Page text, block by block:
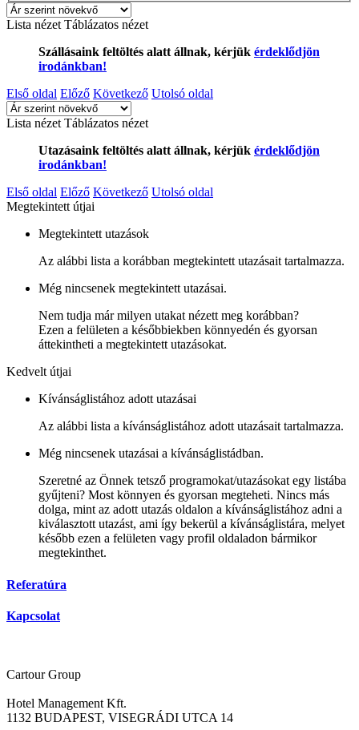
Lista nézet Táblázatos nézet
Szállásaink feltöltés alatt állnak, kérjük érdeklődjön
irodánkban!
Első oldal Előző Következő Utolsó oldal
Lista nézet Táblázatos nézet
Utazásaink feltöltés alatt állnak, kérjük érdeklődjön
irodánkban!
Első oldal Előző Következő Utolsó oldal
Megtekintett útjai
Megtekintett utazások
Az alábbi lista a korábban megtekintett utazásait tartalmazza.
Még nincsenek megtekintett utazásai.
Nem tudja már milyen utakat nézett meg korábban?
Ezen a felületen a későbbiekben könnyedén és gyorsan
áttekintheti a megtekintett utazásokat.
Kedvelt útjai
Kívánságlistához adott utazásai
Az alábbi lista a kívánságlistához adott utazásait tartalmazza.
Még nincsenek utazásai a kívánságlistádban.
Szeretné az Önnek tetsző programokat/utazásokat egy listába
gyűjteni? Most könnyen és gyorsan megteheti. Nincs más
dolga, mint az adott utazás oldalon a kívánságlistához adni a
kiválasztott utazást, ami így bekerül a kívánságlistára, melyet
később ezen a felületen vagy profil oldaladon bármikor
megtekinthet.
Referatúra
Kapcsolat
Cartour Group
Hotel Management Kft.
1132 BUDAPEST, VISEGRÁDI UTCA 14